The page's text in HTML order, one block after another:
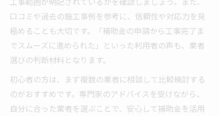
口コミや過去の施工事例を参考に、信頼性や対応力を見
極めることも大切です。「補助金の申請から工事完了ま
でスムーズに進められた」といった利用者の声も、業者
選びの判断材料となります。
初心者の方は、まず複数の業者に相談して比較検討する
のがおすすめです。専門家のアドバイスを受けながら、
自分に合った業者を選ぶことで、安心して補助金を活用